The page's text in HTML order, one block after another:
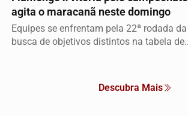
agita o maracanã neste domingo
Equipes se enfrentam pela 22ª rodada
busca de objetivos distintos na tabela
Descubra Mais